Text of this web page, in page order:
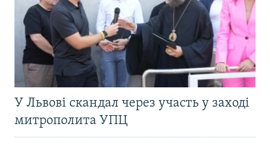
У Львові скандал через участь у заході
митрополита УПЦ